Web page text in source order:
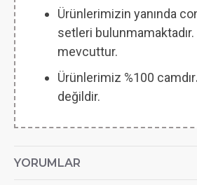
Ürünlerimizin yanında
setleri
mevcuttur.
Ürünlerimiz %100 camdır
değildir.
YORUMLAR